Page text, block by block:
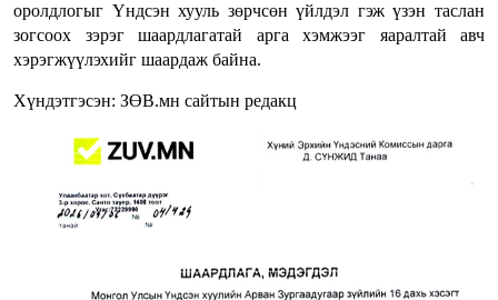
оролдлогыг Үндсэн хууль зөрчсөн үйлдэл гэж үзэн таслан
зогсоох зэрэг шаардлагатай арга хэмжээг яаралтай авч
хэрэгжүүлэхийг шаардаж байна.
Хүндэтгэсэн: ЗӨВ.мн сайтын редакц